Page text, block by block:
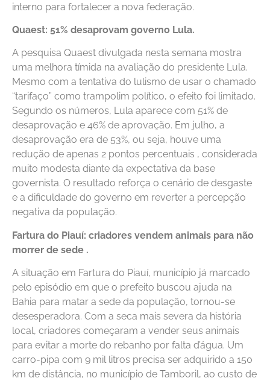
interno para fortalecer a nova federação.
Quaest: 51% desaprovam governo Lula.
A pesquisa Quaest divulgada nesta semana mostra
uma melhora tímida na avaliação do presidente Lula.
Mesmo com a tentativa do lulismo de usar o chamado
“tarifaço” como trampolim político, o efeito foi limitado.
Segundo os números, Lula aparece com 51% de
desaprovação e 46% de aprovação. Em julho, a
desaprovação era de 53%, ou seja, houve uma
redução de apenas 2 pontos percentuais , considerada
muito modesta diante da expectativa da base
governista. O resultado reforça o cenário de desgaste
e a dificuldade do governo em reverter a percepção
negativa da população.
Fartura do Piauí: criadores vendem animais para não
morrer de sede .
A situação em Fartura do Piauí, município já marcado
pelo episódio em que o prefeito buscou ajuda na
Bahia para matar a sede da população, tornou-se
desesperadora. Com a seca mais severa da história
local, criadores começaram a vender seus animais
para evitar a morte do rebanho por falta d’água. Um
carro-pipa com 9 mil litros precisa ser adquirido a 150
km de distância, no município de Tamboril, ao custo de